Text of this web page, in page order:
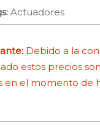
Actuadores
Debido a la
estos precios
en el momento de